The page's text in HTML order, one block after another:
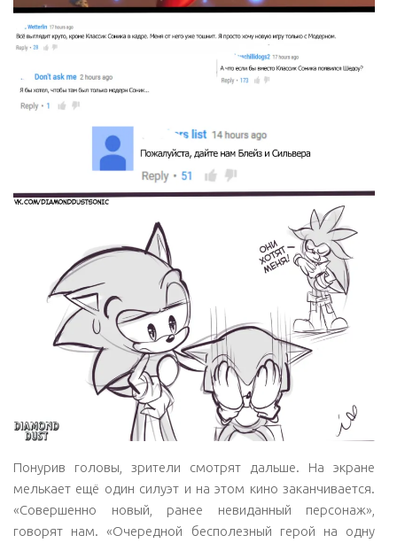
Понурив головы, зрители смотрят дальше. На экране
мелькает ещё один силуэт и на этом кино заканчивается.
«Совершенно новый, ранее невиданный персонаж»,
говорят нам. «Очередной бесполезный герой на одну